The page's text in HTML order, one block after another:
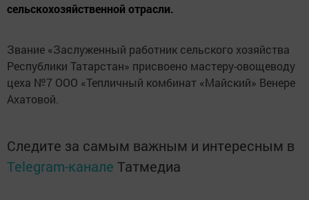
сельскохозяйственной отрасли.
Звание «Заслуженный работник сельского хозяйства
Республики Татарстан» присвоено мастеру-овощеводу
цеха №7 ООО «Тепличный комбинат «Майский» Венере
Ахатовой.
Следите за самым важным и интересным в
Telegram-канале Татмедиа